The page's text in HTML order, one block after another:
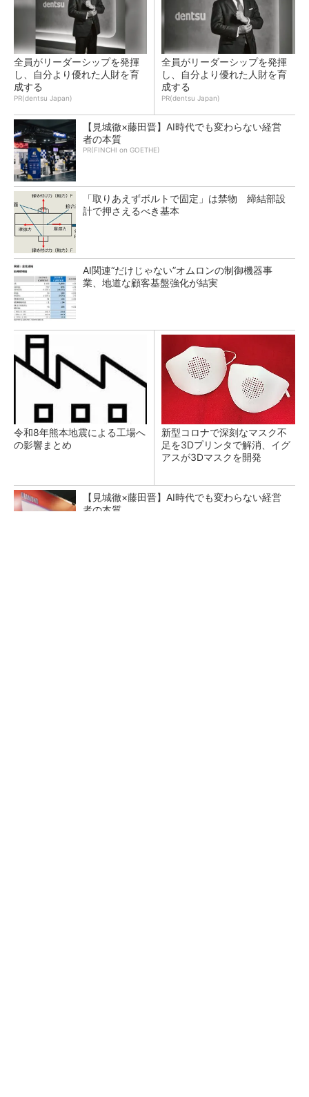
全員がリーダーシップを発揮
し、自分より優れた人財を育
成する
PR(dentsu Japan)
全員がリーダーシップを発揮
し、自分より優れた人財を育
成する
PR(dentsu Japan)
【見城徹×藤田晋】AI時代でも変わらない経営
者の本質
PR(FINCHI on GOETHE)
「取りあえずボルトで固定」は禁物 締結部設
計で押さえるべき基本
AI関連“だけじゃない”オムロンの制御機器事
業、地道な顧客基盤強化が結実
令和8年熊本地震による工場へ
の影響まとめ
新型コロナで深刻なマスク不
足を3Dプリンタで解消、イグ
アスが3Dマスクを開発
【見城徹×藤田晋】AI時代でも変わらない経営
者の本質